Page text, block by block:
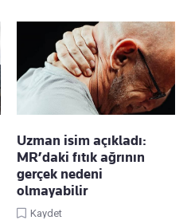
Uzman isim açıkladı:
MR’daki fıtık ağrının
gerçek nedeni
olmayabilir
Kaydet